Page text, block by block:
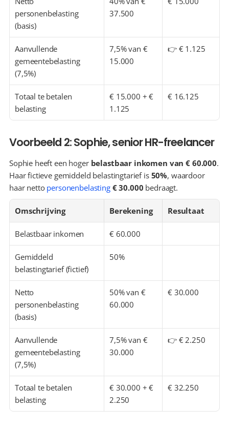
personenbelasting
(basis)
37.500
Aanvullende
gemeentebelasting
(7,5%)
7,5% van €
15.000
👉 € 1.125
Totaal te betalen
belasting
€ 15.000 + €
1.125
€ 16.125
Voorbeeld 2: Sophie, senior HR-freelancer
Sophie heeft een hoger belastbaar inkomen van € 60.000.
Haar fictieve gemiddeld belastingtarief is 50%, waardoor
haar netto personenbelasting € 30.000 bedraagt.
Omschrijving Berekening Resultaat
Belastbaar inkomen € 60.000
Gemiddeld
belastingtarief (fictief)
50%
Netto
personenbelasting
(basis)
50% van €
60.000
€ 30.000
Aanvullende
gemeentebelasting
(7,5%)
7,5% van €
30.000
👉 € 2.250
Totaal te betalen
belasting
€ 30.000 + €
2.250
€ 32.250